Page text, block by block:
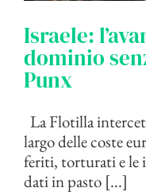
Israele:
dominio
Punx
La Flotilla
largo delle coste
feriti, torturati e le
dati in pasto [...]